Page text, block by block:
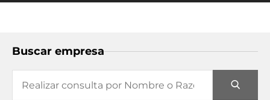
Buscar empresa